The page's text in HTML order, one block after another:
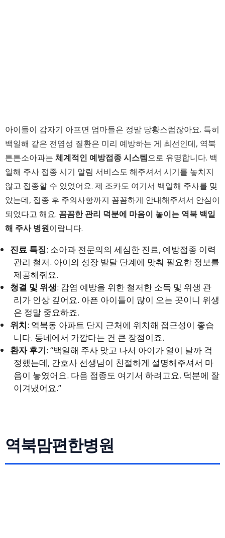
아이들이 갑자기 아프면 엄마들은 정말 당황스럽잖아요. 특히
백일해 같은 전염성 질환은 미리 예방하는 게 최선인데, 역북
튼튼소아과는 체계적인 예방접종 시스템으로 유명합니다. 백
일해 주사 접종 시기 알림 서비스도 해주셔서 시기를 놓치지
않고 접종할 수 있었어요. 제 조카도 여기서 백일해 주사를 맞
았는데, 접종 후 주의사항까지 꼼꼼하게 안내해주셔서 안심이
되었다고 해요. 꼼꼼한 관리 덕분에 마음이 놓이는 역북 백일
해 주사 병원이랍니다.
진료 특징: 소아과 전문의의 세심한 진료, 예방접종 이력
관리 철저. 아이의 성장 발달 단계에 맞춰 필요한 정보를
제공해줘요.
청결 및 위생: 감염 예방을 위한 철저한 소독 및 위생 관
리가 인상 깊어요. 아픈 아이들이 많이 오는 곳이니 위생
은 정말 중요하죠.
위치: 역북동 아파트 단지 근처에 위치해 접근성이 좋습
니다. 동네에서 가깝다는 건 큰 장점이죠.
환자 후기: “백일해 주사 맞고 나서 아이가 열이 날까 걱
정했는데, 간호사 선생님이 친절하게 설명해주셔서 마
음이 놓였어요. 다음 접종도 여기서 하려고요. 덕분에 잘
이겨냈어요.”
역북맘편한병원